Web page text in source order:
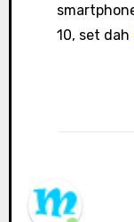
10, set dah